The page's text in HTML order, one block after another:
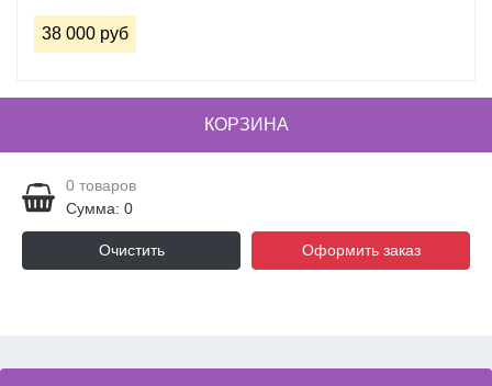
38 000 руб
КОРЗИНА
0 товаров
Сумма: 0
Очистить Оформить заказ